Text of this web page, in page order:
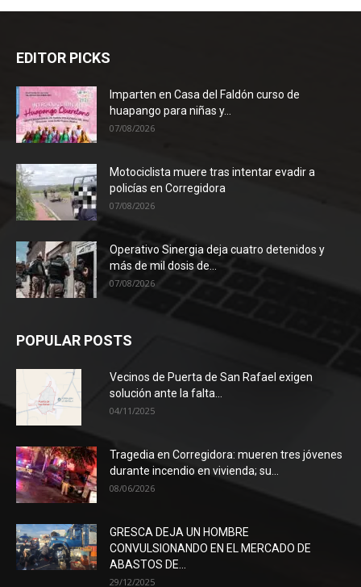
EDITOR PICKS
Imparten en Casa del Faldón curso de
huapango para niñas y...
07/08/2026
Motociclista muere tras intentar evadir a
policías en Corregidora
07/08/2026
Operativo Sinergia deja cuatro detenidos y
más de mil dosis de...
07/08/2026
POPULAR POSTS
Vecinos de Puerta de San Rafael exigen
solución ante la falta...
04/11/2025
Tragedia en Corregidora: mueren tres jóvenes
durante incendio en vivienda; su...
08/06/2026
GRESCA DEJA UN HOMBRE
CONVULSIONANDO EN EL MERCADO DE
ABASTOS DE...
29/12/2025